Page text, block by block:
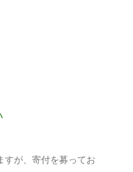
すが、寄付を募ってお